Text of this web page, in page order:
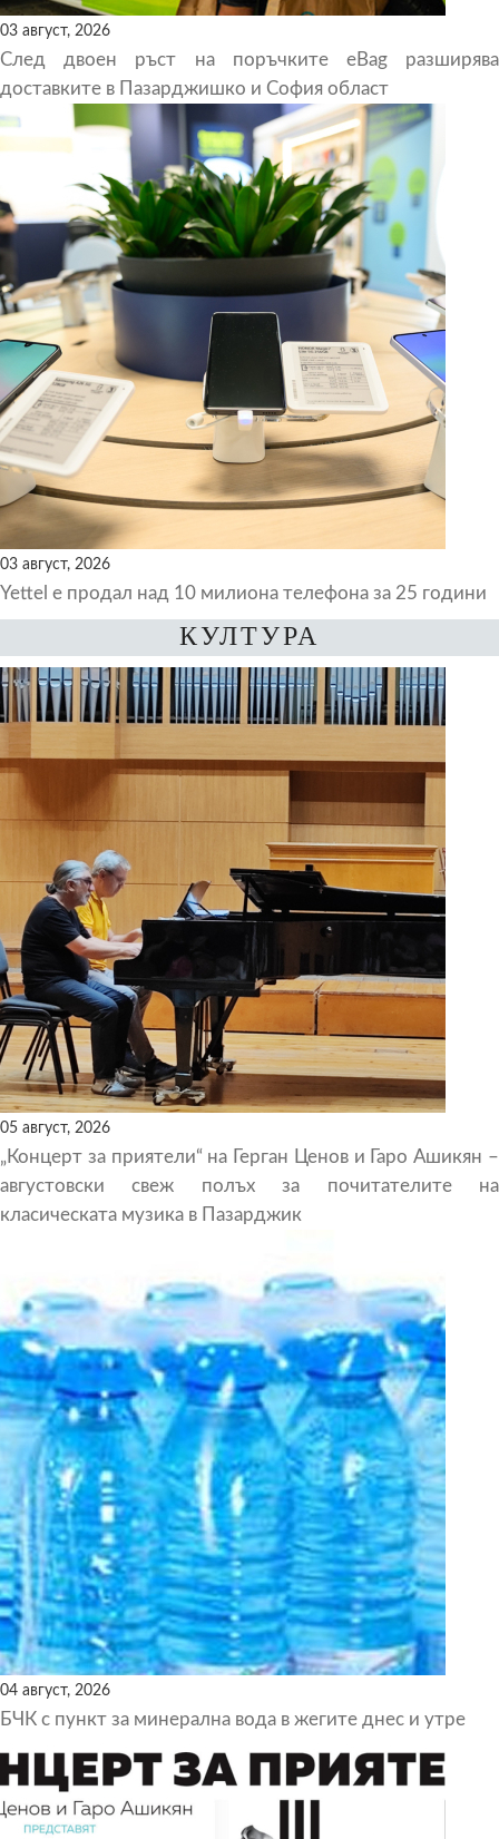
03 август, 2026
След двоен ръст на поръчките eBag разширява
доставките в Пазарджишко и София област
03 август, 2026
Yettel е продал над 10 милиона телефона за 25 години
КУЛТУРА
05 август, 2026
„Концерт за приятели“ на Герган Ценов и Гаро Ашикян –
августовски свеж полъх за почитателите на
класическата музика в Пазарджик
04 август, 2026
БЧК с пункт за минерална вода в жегите днес и утре